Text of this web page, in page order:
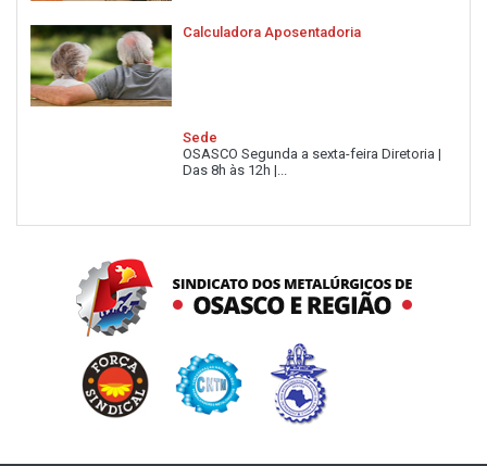
Calculadora Aposentadoria
Sede
OSASCO Segunda a sexta-feira Diretoria |
Das 8h às 12h |...